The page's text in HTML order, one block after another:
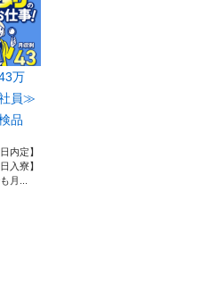
万
員≫
品
内定】
入寮】
月...